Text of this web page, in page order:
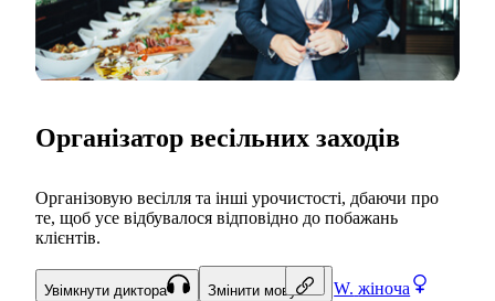
W. жіноча
Організатор весільних заходів
Організовую весілля та інші урочистості, дбаючи про
те, щоб усе відбувалося відповідно до побажань
клієнтів.
Увімкнути диктора Змінити мову